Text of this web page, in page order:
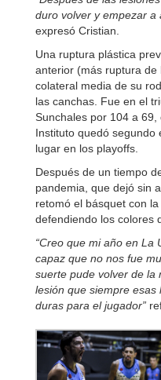
duro volver y empezar a
expresó Cristian.
Una ruptura plástica
anterior (más ruptura
colateral media de su
las canchas. Fue en el
Sunchales por 104 a
Instituto quedó segundo
lugar en los playoffs.
Después de un tiempo
pandemia, que dejó sin
retomó el básquet con la
defendiendo los colores
“Creo que mi año en La
capaz que no nos fue
suerte pude volver de la
lesión que siempre esas
duras para el jugador”